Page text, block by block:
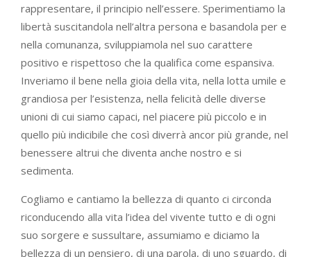
rappresentare, il principio nell’essere. Sperimentiamo la
libertà suscitandola nell’altra persona e basandola per e
nella comunanza, sviluppiamola nel suo carattere
positivo e rispettoso che la qualifica come espansiva.
Inveriamo il bene nella gioia della vita, nella lotta umile e
grandiosa per l’esistenza, nella felicità delle diverse
unioni di cui siamo capaci, nel piacere più piccolo e in
quello più indicibile che così diverrà ancor più grande, nel
benessere altrui che diventa anche nostro e si
sedimenta.
Cogliamo e cantiamo la bellezza di quanto ci circonda
riconducendo alla vita l’idea del vivente tutto e di ogni
suo sorgere e sussultare, assumiamo e diciamo la
bellezza di un pensiero, di una parola, di uno sguardo, di